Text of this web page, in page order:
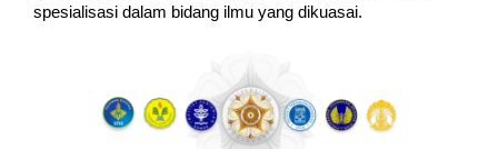
spesialisasi dalam bidang ilmu yang dikuasai.